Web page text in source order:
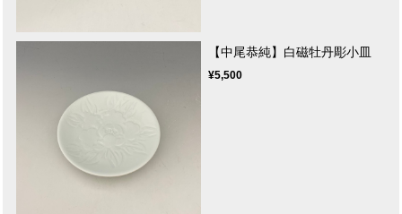
【中尾恭純】白磁牡丹彫小皿
¥5,500